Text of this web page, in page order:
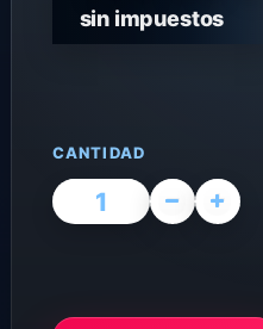
sin impuestos
CANTIDAD